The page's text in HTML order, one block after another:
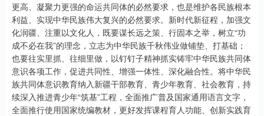
更高、凝聚力更强的命运共同体的必然要求，也是维护各民族根本
利益、实现中华民族伟大复兴的必然要求。新时代新征程，加强文
化润疆、注重以文化人，既要谋长远之策、行固本之举，树立“功
成不必在我”的理念，立志为中华民族千秋伟业做铺垫、打基础；
也要往实里抓、往细里做，以钉钉子精神抓实铸牢中华民族共同体
意识各项工作，促进共同性、增强一体性、深化融合性。将中华民
族共同体意识教育纳入新疆干部教育、青少年教育、社会教育，持
续深入推进青少年“筑基”工程，全面推广普及国家通用语言文字，
全面推行使用国家统编教材，更好发挥课程育人功能、创新实践育